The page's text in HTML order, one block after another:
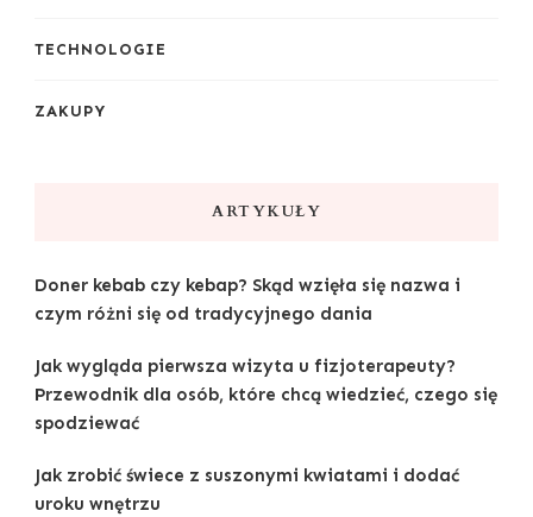
TECHNOLOGIE
ZAKUPY
ARTYKUŁY
Doner kebab czy kebap? Skąd wzięła się nazwa i
czym różni się od tradycyjnego dania
Jak wygląda pierwsza wizyta u fizjoterapeuty?
Przewodnik dla osób, które chcą wiedzieć, czego się
spodziewać
Jak zrobić świece z suszonymi kwiatami i dodać
uroku wnętrzu